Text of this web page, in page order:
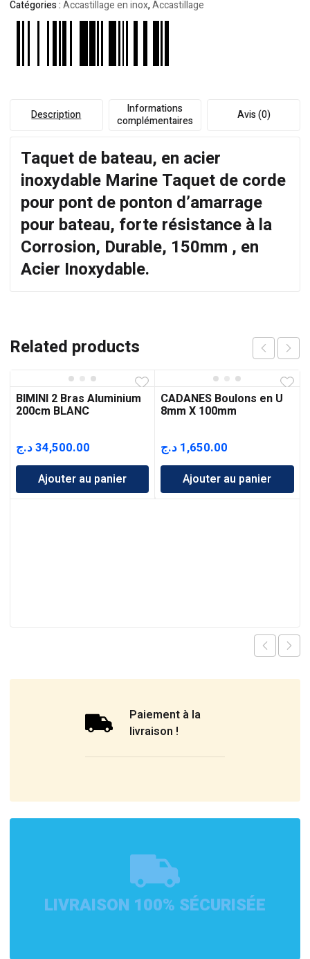
Catégories :Accastillage en inox,Accastillage
Description
Informations
complémentaires
Avis (0)
Taquet de bateau, en acier
inoxydable Marine Taquet de corde
pour pont de ponton d’amarrage
pour bateau, forte résistance à la
Corrosion, Durable, 150mm , en
Acier Inoxydable.
Related products
BIMINI 2 Bras Aluminium
200cm BLANC
34,500.00د.ج
Ajouter au panier
CADANES Boulons en U
8mm X 100mm
1,650.00 د.ج
Ajouter au panier
Paiement à la
livraison !
LIVRAISON 100% SÉCURISÉE